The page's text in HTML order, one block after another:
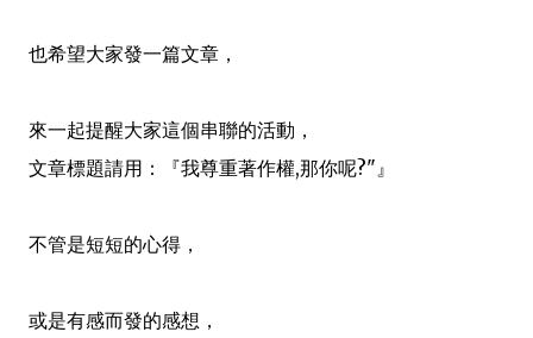
也希望大家發一篇文章，
來一起提醒大家這個串聯的活動，
文章標題請用：
『我尊重著作權,那你呢?"』
不管是短短的心得，
或是有感而發的感想，